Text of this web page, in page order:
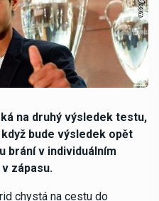
na druhý výsledek testu,
bude výsledek opět
brání v individuálním
zápasu.
chystá na cestu do